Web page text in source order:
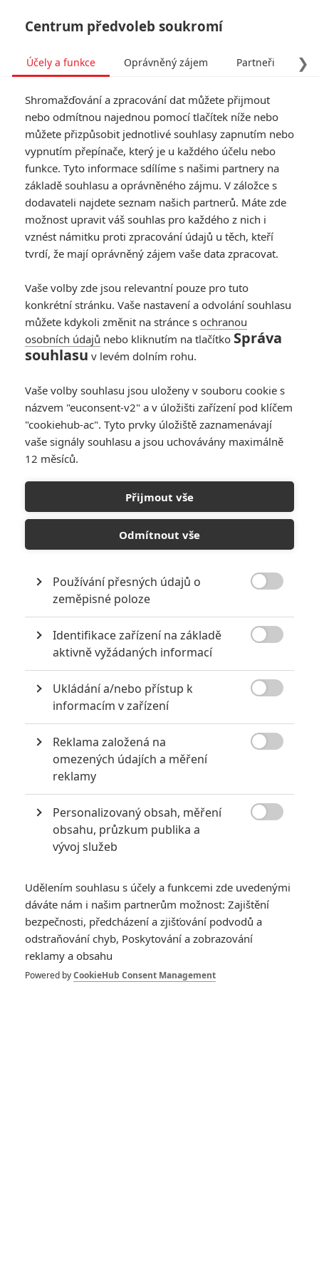
Sněhurka po řadě umělých
kontroverzí a propálených
peněz dorazila do kin
Napsal:Petr Slavík - (Anarvin), 20.03.2025 19:33
PŘIDAT NOVÝ KOMENTÁŘ
Pro psaní komentářů, se přihlašte.
RECENZE FILMŮ
10
Recenze: Zcela výjimečná Gerta
Schnirch nebarví hnus českých dějin
narůžovo
5
Recenze: Záhada strašidelného
8 Recenze: Občanská válka
6
Recenze: Godzilla x Kong: Nové
impérium
8 Recenze: Opičí muž
POSLEDNÍ KOMENTOVANÉ
ČLÁNEK | 01.08.2026 16:40
Marvel nečekaně zrušil již schválené pokračování
拆彈專家
1 ČLÁNEK | 30.07.2026 20:14
Děti krve a kostí: Regulérní trailer představuje akční fantasy
dobrodružství s vůní Afriky
Spider-Man: Zbrusu nový den – Podle recenzí máme čekat
Centrum předvoleb soukromí
❯
Účely a funkce Oprávněný zájem Partneři
Shromažďování a zpracování dat můžete přijmout
nebo odmítnou najednou pomocí tlačítek níže nebo
můžete přizpůsobit jednotlivé souhlasy zapnutím nebo
vypnutím přepínače, který je u každého účelu nebo
funkce. Tyto informace sdílíme s našimi partnery na
základě souhlasu a oprávněného zájmu. V záložce s
dodavateli najdete seznam našich partnerů. Máte zde
možnost upravit váš souhlas pro každého z nich i
vznést námitku proti zpracování údajů u těch, kteří
tvrdí, že mají oprávněný zájem vaše data zpracovat.
Vaše volby zde jsou relevantní pouze pro tuto
konkrétní stránku. Vaše nastavení a odvolání souhlasu
můžete kdykoli změnit na stránce s ochranou
osobních údajů nebo kliknutím na tlačítko Správa
souhlasu v levém dolním rohu.
Vaše volby souhlasu jsou uloženy v souboru cookie s
názvem "euconsent-v2" a v úložišti zařízení pod klíčem
"cookiehub-ac". Tyto prvky úložiště zaznamenávají
vaše signály souhlasu a jsou uchovávány maximálně
12 měsíců.
Přijmout vše
Odmítnout vše
Používání přesných údajů o
zeměpisné poloze
Identifikace zařízení na základě
aktivně vyžádaných informací
Ukládání a/nebo přístup k
informacím v zařízení
Reklama založená na
omezených údajích a měření
reklamy
Personalizovaný obsah, měření
obsahu, průzkum publika a
vývoj služeb
Udělením souhlasu s účely a funkcemi zde uvedenými
dáváte nám i našim partnerům možnost: Zajištění
bezpečnosti, předcházení a zjišťování podvodů a
odstraňování chyb, Poskytování a zobrazování
reklamy a obsahu
Powered byCookieHub Consent Management